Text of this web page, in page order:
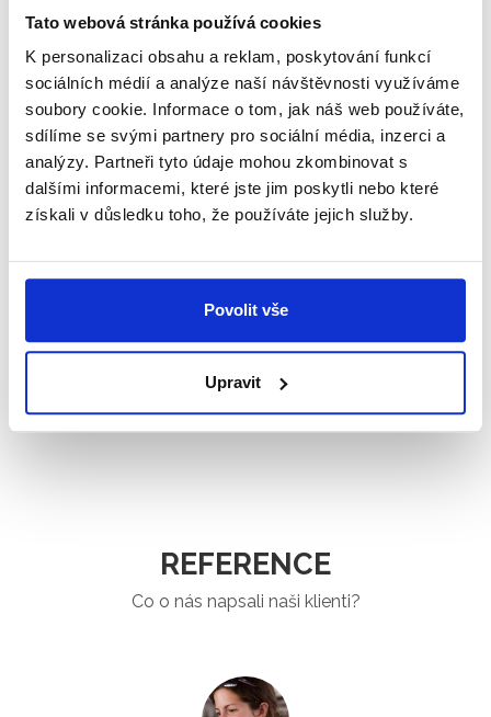
Tato webová stránka používá cookies
K personalizaci obsahu a reklam, poskytování funkcí
sociálních médií a analýze naší návštěvnosti využíváme
soubory cookie. Informace o tom, jak náš web používáte,
sdílíme se svými partnery pro sociální média, inzerci a
analýzy. Partneři tyto údaje mohou zkombinovat s
dalšími informacemi, které jste jim poskytli nebo které
získali v důsledku toho, že používáte jejich služby.
Povolit vše
Upravit
Kdy nás můžete navštívit?
8:30 - 17:00
Po–Pá:
ZAVŘENO
So, Ne:
Upozornění
Kontaktovat nás můžete v sobotu pouze telefonicky,
nikoliv emailem. Na objednávky a maily zaslané o
víkendu Vám dopovíme v pondělí. Děkujeme za
REFERENCE
Co o nás napsali naši klienti?